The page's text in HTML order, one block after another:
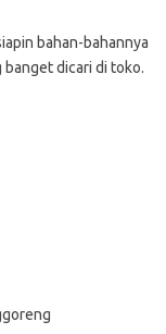
bahan-bahannya
banget dicari di toko.